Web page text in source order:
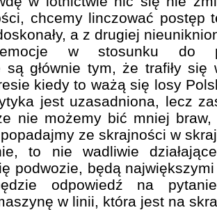
chcemy linczować postęp
a z drugiej
w stosunku do
są głównie tym, że trafiły
kiedy to ważą się losy
jest uzasadniona, lecz
nie możemy bić mniej
ze skrajności w
to nie wadliwie
podwozie, będą
odpowiedź na
w linii, która jest na